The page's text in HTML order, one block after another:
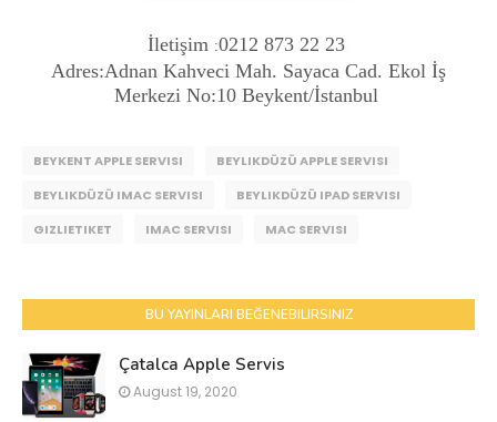
İletişim :0212 873 22 23
Adres:Adnan Kahveci Mah. Sayaca Cad. Ekol İş
Merkezi No:10 Beykent/İstanbul
BEYKENT APPLE SERVISI
BEYLIKDÜZÜ APPLE SERVISI
BEYLIKDÜZÜ IMAC SERVISI
BEYLIKDÜZÜ IPAD SERVISI
GIZLIETIKET
IMAC SERVISI MAC SERVISI
BU YAYINLARI BEĞENEBILIRSINIZ
Çatalca Apple Servis
August 19, 2020